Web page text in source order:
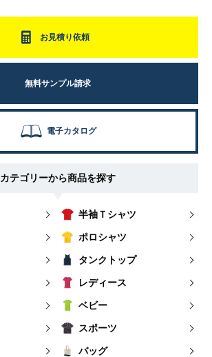
お見積り依頼
無料サンプル請求
電子カタログ
カテゴリーから商品を探す
半袖Ｔシャツ
ポロシャツ
タンクトップ
レディース
ベビー
スポーツ
バッグ